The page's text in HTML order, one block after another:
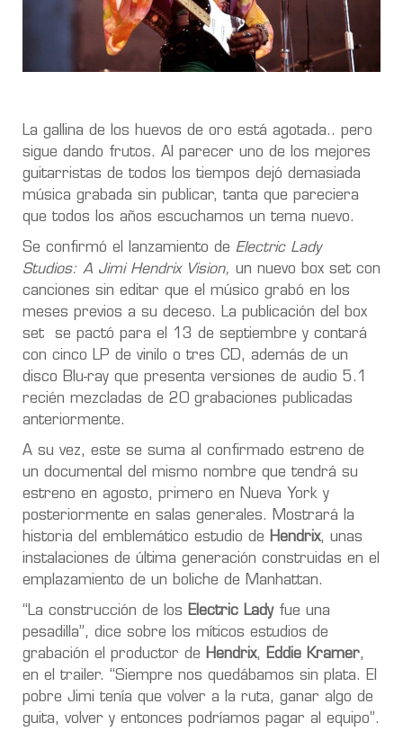
La gallina de los huevos de oro está agotada.. pero
sigue dando frutos. Al parecer uno de los mejores
guitarristas de todos los tiempos dejó demasiada
música grabada sin publicar, tanta que pareciera
que todos los años escuchamos un tema nuevo.
Se confirmó el lanzamiento de Electric Lady
Studios: A Jimi Hendrix Vision, un nuevo box set con
canciones sin editar que el músico grabó en los
meses previos a su deceso. La publicación del box
set se pactó para el 13 de septiembre y contará
con cinco LP de vinilo o tres CD, además de un
disco Blu-ray que presenta versiones de audio 5.1
recién mezcladas de 20 grabaciones publicadas
anteriormente.
A su vez, este se suma al confirmado estreno de
un documental del mismo nombre que tendrá su
estreno en agosto, primero en Nueva York y
posteriormente en salas generales. Mostrará la
historia del emblemático estudio de Hendrix, unas
instalaciones de última generación construidas en el
emplazamiento de un boliche de Manhattan.
“La construcción de los Electric Ladyfue una
pesadilla”, dice sobre los míticos estudios de
grabación el productor de Hendrix, Eddie Kramer,
en el trailer. “Siempre nos quedábamos sin plata. El
pobre Jimi tenía que volver a la ruta, ganar algo de
guita, volver y entonces podríamos pagar al equipo”.